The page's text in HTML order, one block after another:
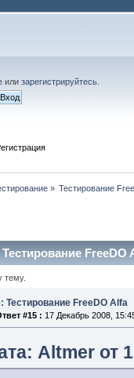
или зарегистрируйтесь.
» Тестирование
FreeDO
тему.
Тестирование FreeDO Alfa
#15 : 17 Декабрь 2008,
Altmer от